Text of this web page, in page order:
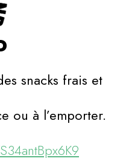
snacks frais et
ou à l’emporter.